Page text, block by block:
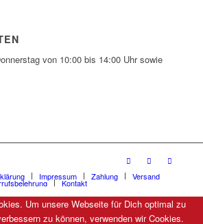
von 10:00 bis 14:00 Uhr sowie
Impressum Zahlung Versand
Kontakt
Um unsere Webseite für Dich optimal zu
zu können, verwenden wir Cookies.